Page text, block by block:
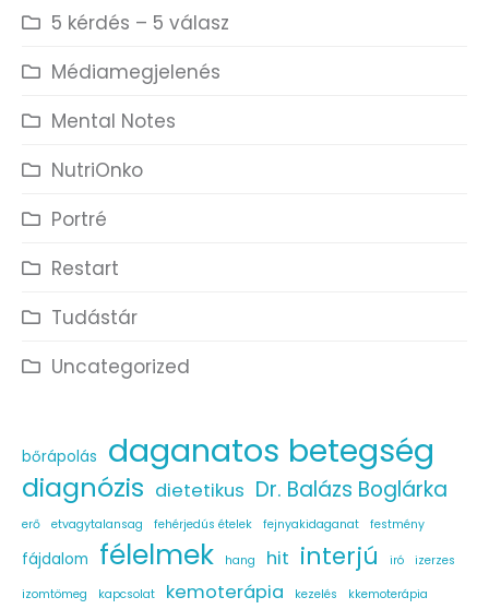
5 kérdés – 5 válasz
Médiamegjelenés
Mental Notes
NutriOnko
Portré
Restart
Tudástár
Uncategorized
bőrápolás daganatos betegség
diagnózis dietetikus Dr. Balázs Boglárka
erő etvagytalansag fehérjedús ételek fejnyakidaganat festmény
fájdalom félelmek hang hit interjú iró izerzes
izomtömeg kapcsolat kemoterápia kezelés kkemoterápia